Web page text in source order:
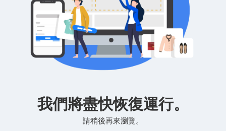
我們將盡快恢復運行。
請稍後再來瀏覽。